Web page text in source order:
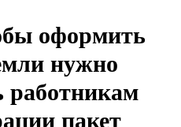
оформить
нужно
работникам
пакет